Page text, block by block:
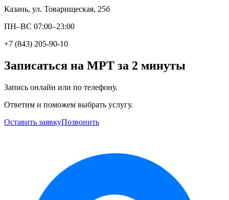
Казань, ул. Товарищеская, 25б
ПН–ВС 07:00–23:00
+7 (843) 205-90-10
Записаться на МРТ за 2 минуты
Запись онлайн или по телефону.
Ответим и поможем выбрать услугу.
Оставить заявкуПозвонить